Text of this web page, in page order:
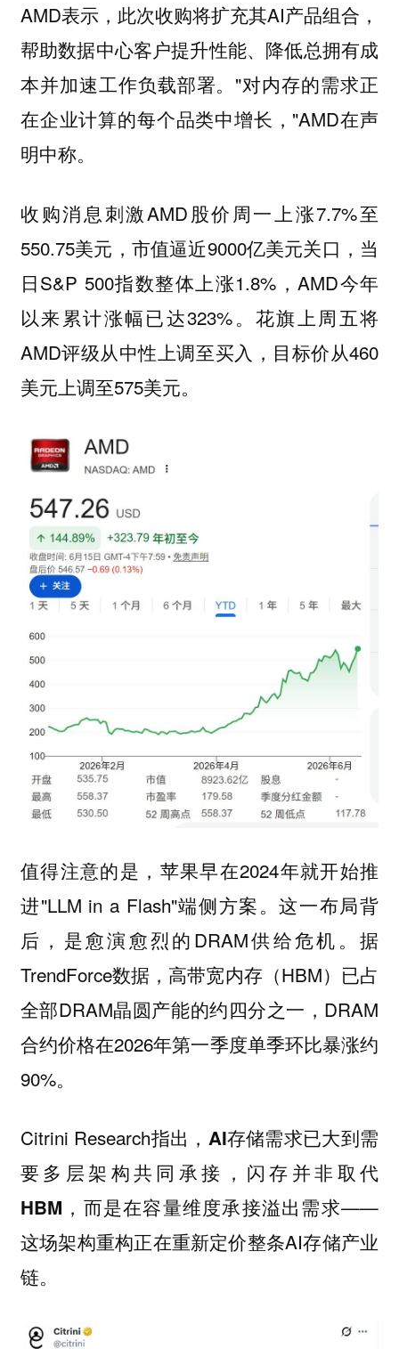
AMD表示，此次收购将扩充其AI产品组合，
帮助数据中心客户提升性能、降低总拥有成
本并加速工作负载部署。"对内存的需求正
在企业计算的每个品类中增长，"AMD在声
明中称。
收购消息刺激AMD股价周一上涨7.7%至
550.75美元，市值逼近9000亿美元关口，当
日S&P 500指数整体上涨1.8%，AMD今年
以来累计涨幅已达323%。花旗上周五将
AMD评级从中性上调至买入，目标价从460
美元上调至575美元。
值得注意的是，苹果早在2024年就开始推
进"LLM in a Flash"端侧方案。这一布局背
后，是愈演愈烈的DRAM供给危机。据
TrendForce数据，高带宽内存（HBM）已占
全部DRAM晶圆产能的约四分之一，DRAM
合约价格在2026年第一季度单季环比暴涨约
90%。
Citrini Research指出， AI存储需求已大到需
要多层架构共同承接，闪存并非取代
HBM，而是在容量维度承接溢出需求——
这场架构重构正在重新定价整条AI存储产业
链。